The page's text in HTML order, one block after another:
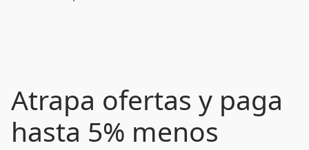
Atrapa ofertas y paga
hasta 5% menos